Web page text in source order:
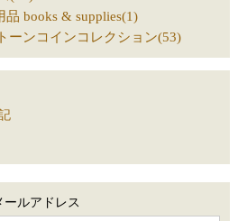
books & supplies(1)
ーンコインコレクション(53)
ールアドレス